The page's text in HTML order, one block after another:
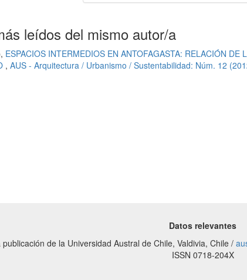
leídos del mismo autor/a
ESPACIOS INTERMEDIOS EN ANTOFAGASTA: RELACIÓN DE
, AUS - Arquitectura / Urbanismo / Sustentabilidad: Núm. 12
Datos relevantes
de la Universidad Austral de Chile, Valdivia, Chile /
ISSN 0718-204X